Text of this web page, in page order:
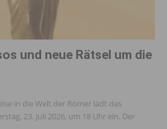
und neue Rätsel um die
in die Welt der Römer lädt das
23. Juli 2026, um 18 Uhr ein. Der